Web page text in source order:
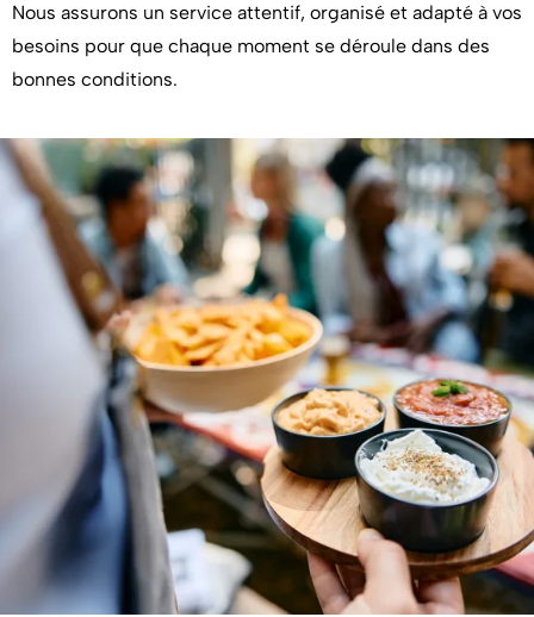
Nous assurons un service attentif, organisé et adapté à vos
besoins pour que chaque moment se déroule dans des
bonnes conditions.